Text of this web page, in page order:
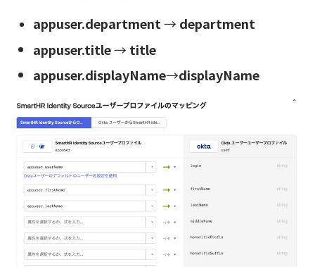
appuser.department→ department
appuser.title→ title
appuser.displayName→displayName